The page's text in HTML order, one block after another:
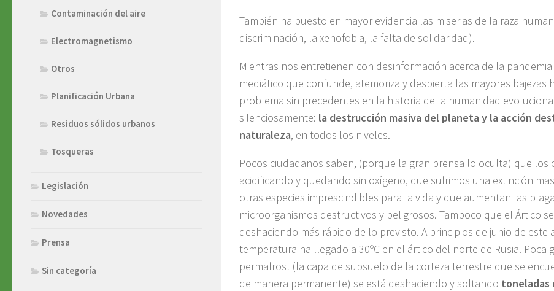
También ha puesto en mayor evidencia las miserias de la raza
discriminación, la xenofobia, la falta de solidaridad).
Mientras nos entretienen con desinformación acerca de la
mediático que confunde, atemoriza y despierta las mayores bajezas
problema sin precedentes en la historia de la humanidad
silenciosamente: la destrucción masiva del planeta y la acción
naturaleza, en todos los niveles.
Pocos ciudadanos saben, (porque la gran prensa lo oculta) que los
acidificando y quedando sin oxígeno, que sufrimos una extinción
otras especies imprescindibles para la vida y que aumentan las
microorganismos destructivos y peligrosos. Tampoco que el Ártico
deshaciendo más rápido de lo previsto. A principios de junio de este
temperatura ha llegado a 30ºC en el ártico del norte de Rusia. Poca
permafrost (la capa de subsuelo de la corteza terrestre que se
de manera permanente) se está deshaciendo y soltando toneladas
Contaminación del aire
Electromagnetismo
Otros
Planificación Urbana
Residuos sólidos urbanos
Tosqueras
Legislación
Novedades
Prensa
Sin categoría